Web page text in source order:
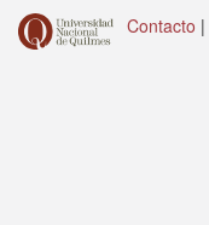
Contacto |